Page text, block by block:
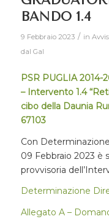
BANDO 1.4
9 Febbraio 2023 / in
dal Gal
PSR PUGLIA 2014-
–Intervento 1.4
cibo della Daunia
67103
Con
09 Febbraio 2023 è
provvisoria
Determinazione
Allegato A –